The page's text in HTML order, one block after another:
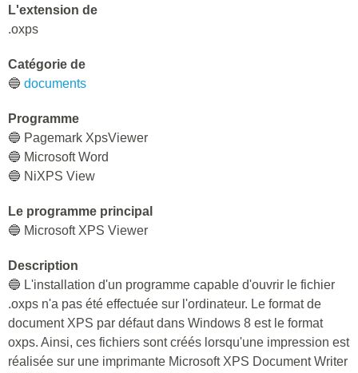
L'extension de
.oxps
Catégorie de
🔵 documents
Programme
🔵 Pagemark XpsViewer
🔵 Microsoft Word
🔵 NiXPS View
Le programme principal
🔵 Microsoft XPS Viewer
Description
🔵 L'installation d'un programme capable d'ouvrir le fichier
.oxps n'a pas été effectuée sur l'ordinateur. Le format de
document XPS par défaut dans Windows 8 est le format
oxps. Ainsi, ces fichiers sont créés lorsqu'une impression est
réalisée sur une imprimante Microsoft XPS Document Writer